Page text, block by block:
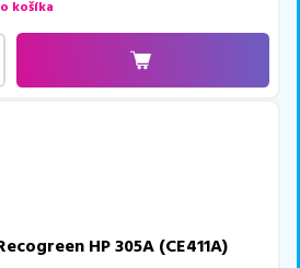
košíka
HP 305A (CE411A)